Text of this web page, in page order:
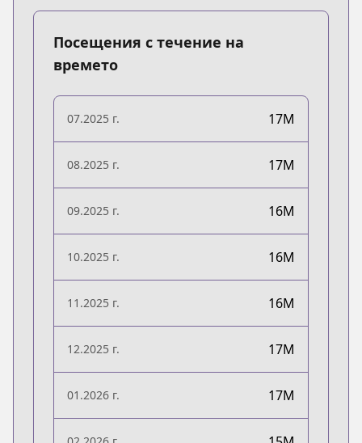
Посещения с течение на
времето
07.2025 г. 17M
08.2025 г. 17M
09.2025 г. 16M
10.2025 г. 16M
11.2025 г. 16M
12.2025 г. 17M
01.2026 г. 17M